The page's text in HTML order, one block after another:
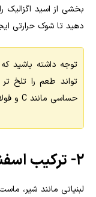
بخشی از اسید اگزالیک
دهید تا شوک حرارتی
حساسی مانند C و فولات (ویتامین B9) را از بین ببرد. (
2- ترکیب اسفناج با لبنیات
لبنیاتی مانند شیر،